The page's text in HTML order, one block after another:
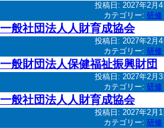
投稿日: 2027年2月4
カテゴリー: 研修
一般社団法人人財育成協会
投稿日: 2027年2月4
カテゴリー: 研修
一般財団法人保健福祉振興財団
投稿日: 2027年2月3
カテゴリー: 研修
一般社団法人人財育成協会
投稿日: 2027年2月1
カテゴリー: 研修